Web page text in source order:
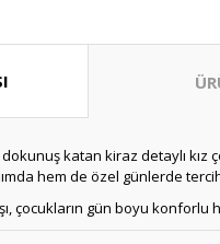
katan kiraz detaylı
hem de özel günlerde
çocukların gün boyu konforlu